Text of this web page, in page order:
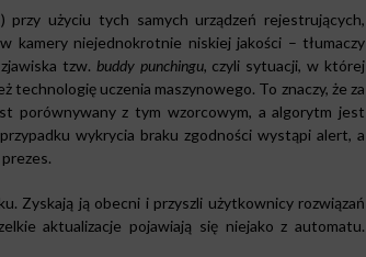
użyciu tych samych urządzeń rejestrujących,
kamery niejednokrotnie niskiej jakości – tłumaczy
tzw. buddy punchingu, czyli sytuacji, w której
uczenia maszynowego. To znaczy, że za
porównywany z tym wzorcowym, a algorytm jest
wykrycia braku zgodności wystąpi alert, a
Zyskają ją obecni i przyszli użytkownicy rozwiązań
aktualizacje pojawiają się niejako z automatu.